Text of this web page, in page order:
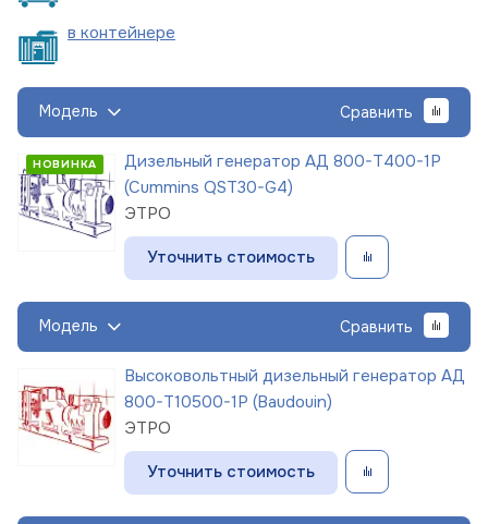
в контейнере
Модель Сравнить
НОВИНКА
Дизельный генератор АД 800-Т400-1Р
(Cummins QST30-G4)
ЭТРО
Уточнить стоимость
Модель Сравнить
Высоковольтный дизельный генератор АД
800-Т10500-1Р (Baudouin)
ЭТРО
Уточнить стоимость